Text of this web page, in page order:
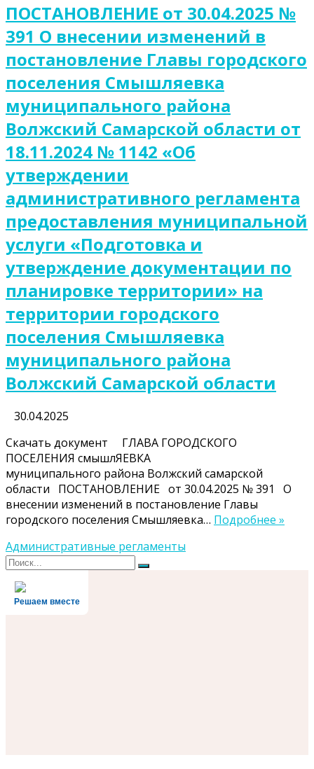
ПОСТАНОВЛЕНИЕ от 30.04.2025 №
391 О внесении изменений в
постановление Главы городского
поселения Смышляевка
муниципального района
Волжский Самарской области от
18.11.2024 № 1142 «Об
утверждении
административного регламента
предоставления муниципальной
услуги «Подготовка и
утверждение документации по
планировке территории» на
территории городского
поселения Смышляевка
муниципального района
Волжский Самарской области
30.04.2025
Скачать документ ГЛАВА ГОРОДСКОГО
ПОСЕЛЕНИЯ смышлЯЕВКА
муниципального района Волжский самарской
области ПОСТАНОВЛЕНИЕ от 30.04.2025 № 391 О
внесении изменений в постановление Главы
городского поселения Смышляевка… Подробнее »
Административные регламенты
Поиск
Поиск
Решаем вместе